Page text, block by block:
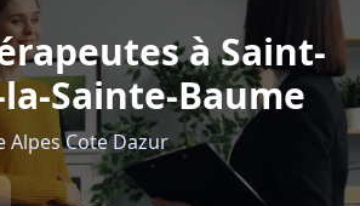
à Saint-
Sainte-Baume
Alpes Cote Dazur